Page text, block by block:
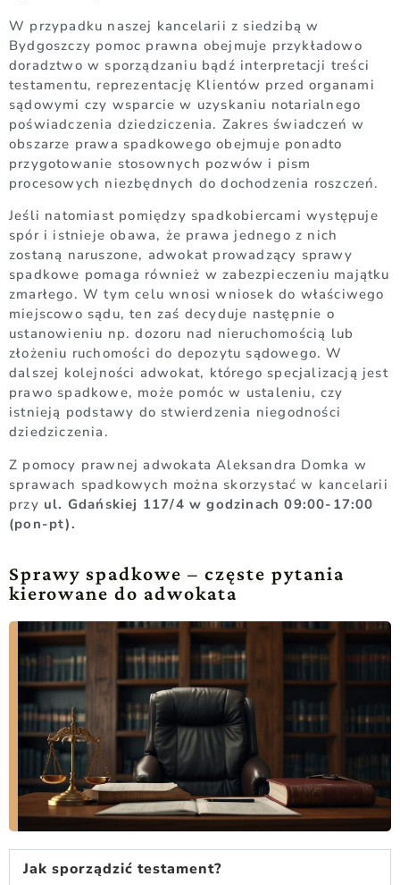
W przypadku naszej kancelarii z siedzibą w
Bydgoszczy pomoc prawna obejmuje przykładowo
doradztwo w sporządzaniu bądź interpretacji treści
testamentu, reprezentację Klientów przed organami
sądowymi czy wsparcie w uzyskaniu notarialnego
poświadczenia dziedziczenia. Zakres świadczeń w
obszarze prawa spadkowego obejmuje ponadto
przygotowanie stosownych pozwów i pism
procesowych niezbędnych do dochodzenia roszczeń.
Jeśli natomiast pomiędzy spadkobiercami występuje
spór i istnieje obawa, że prawa jednego z nich
zostaną naruszone, adwokat prowadzący sprawy
spadkowe pomaga również w zabezpieczeniu majątku
zmarłego. W tym celu wnosi wniosek do właściwego
miejscowo sądu, ten zaś decyduje następnie o
ustanowieniu np. dozoru nad nieruchomością lub
złożeniu ruchomości do depozytu sądowego. W
dalszej kolejności adwokat, którego specjalizacją jest
prawo spadkowe, może pomóc w ustaleniu, czy
istnieją podstawy do stwierdzenia niegodności
dziedziczenia.
Z pomocy prawnej adwokata Aleksandra Domka w
sprawach spadkowych można skorzystać w kancelarii
przy ul. Gdańskiej 117/4 w godzinach 09:00-17:00
(pon-pt).
Sprawy spadkowe – częste pytania
kierowane do adwokata
Jak sporządzić testament?